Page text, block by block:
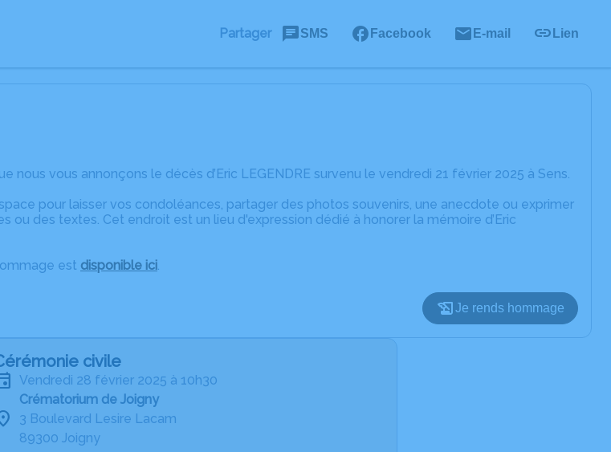
Partager SMS Facebook E-mail Lien
nous vous annonçons le décès d’Eric LEGENDRE survenu le vendredi 21 février 2025 à Sens.
pour laisser vos condoléances, partager des photos souvenirs, une anecdote ou exprimer
ou des textes. Cet endroit est un lieu d'expression dédié à honorer la mémoire d’Eric
est disponible ici.
Je rends hommage
civile
vendredi 28 février 2025 à 10h30
Crématorium de Joigny
3 Boulevard Lesire Lacam
89300 Joigny